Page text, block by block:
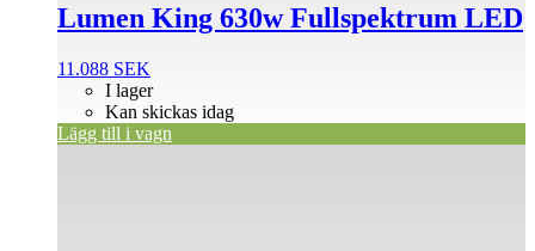
Lumen King 630w Fullspektrum LED
11.088 SEK
I lager
Kan skickas idag
Lägg till i vagn